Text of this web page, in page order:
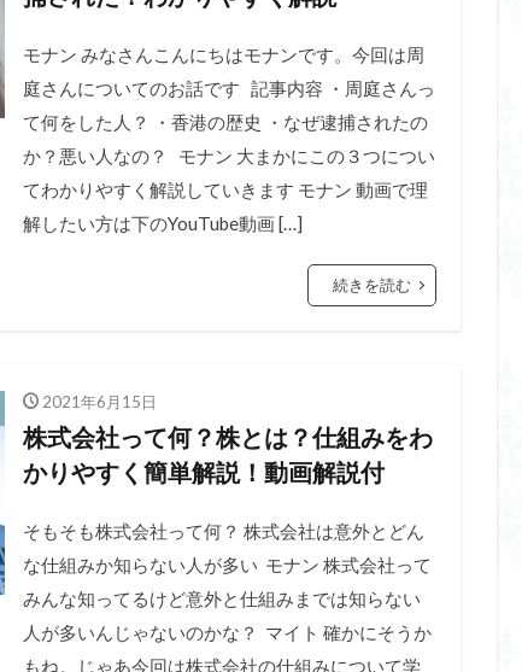
モナン みなさんこんにちはモナンです。今回は周
庭さんについてのお話です 記事内容 ・周庭さんっ
て何をした人？ ・香港の歴史 ・なぜ逮捕されたの
か？悪い人なの？ モナン 大まかにこの３つについ
てわかりやすく解説していきます モナン 動画で理
解したい方は下のYouTube動画 […]
続きを読む
2021年6月15日
株式会社って何？株とは？仕組みをわ
かりやすく簡単解説！動画解説付
そもそも株式会社って何？ 株式会社は意外とどん
な仕組みか知らない人が多い モナン 株式会社って
みんな知ってるけど意外と仕組みまでは知らない
人が多いんじゃないのかな？ マイト 確かにそうか
もね。じゃあ今回は株式会社の仕組みについて学